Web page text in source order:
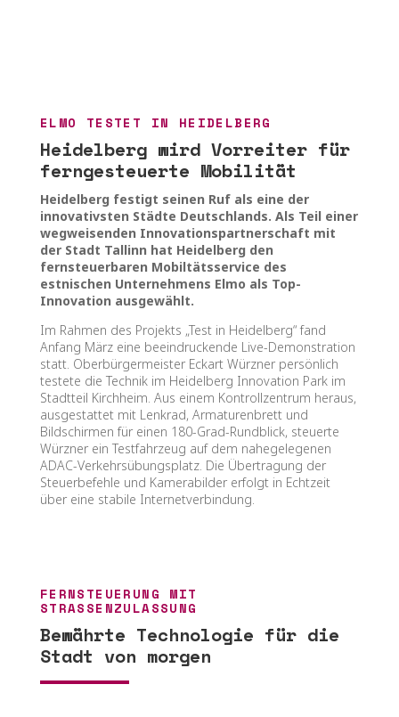
ELMO TESTET IN HEIDELBERG
Heidelberg wird Vorreiter für
ferngesteuerte Mobilität
Heidelberg festigt seinen Ruf als eine der
innovativsten Städte Deutschlands. Als Teil einer
wegweisenden Innovationspartnerschaft mit
der Stadt Tallinn hat Heidelberg den
fernsteuerbaren Mobiltätsservice des
estnischen Unternehmens Elmo als Top-
Innovation ausgewählt.
Im Rahmen des Projekts „Test in Heidelberg“ fand
Anfang März eine beeindruckende Live-Demonstration
statt. Oberbürgermeister Eckart Würzner persönlich
testete die Technik im Heidelberg Innovation Park im
Stadtteil Kirchheim. Aus einem Kontrollzentrum heraus,
ausgestattet mit Lenkrad, Armaturenbrett und
Bildschirmen für einen 180-Grad-Rundblick, steuerte
Würzner ein Testfahrzeug auf dem nahegelegenen
ADAC-Verkehrsübungsplatz. Die Übertragung der
Steuerbefehle und Kamerabilder erfolgt in Echtzeit
über eine stabile Internetverbindung.
FERNSTEUERUNG MIT
STRASSENZULASSUNG
Bewährte Technologie für die
Stadt von morgen